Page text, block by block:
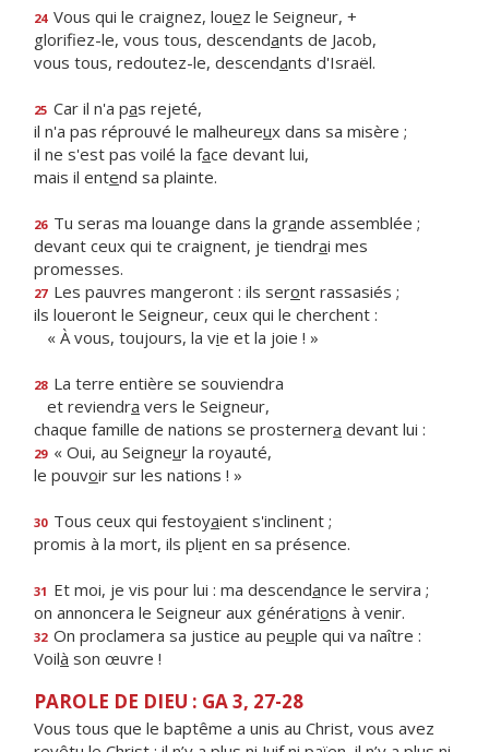
24 Vous qui le craignez, louez le Seigneur, +
glorifiez-le, vous tous, descendants de Jacob,
vous tous, redoutez-le, descendants d'Israël.
25 Car il n'a pas rejeté,
il n'a pas réprouvé le malheureux dans sa misère ;
il ne s'est pas voilé la face devant lui,
mais il entend sa plainte.
26 Tu seras ma louange dans la grande assemblée ;
devant ceux qui te craignent, je tiendrai mes
promesses.
27 Les pauvres mangeront : ils seront rassasiés ;
ils loueront le Seigneur, ceux qui le cherchent :
« À vous, toujours, la vie et la joie ! »
28 La terre entière se souviendra
et reviendra vers le Seigneur,
chaque famille de nations se prosternera devant lui :
29 « Oui, au Seigneur la royauté,
le pouvoir sur les nations ! »
30 Tous ceux qui festoyaient s'inclinent ;
promis à la mort, ils plient en sa présence.
31 Et moi, je vis pour lui : ma descendance le servira ;
on annoncera le Seigneur aux générations à venir.
32 On proclamera sa justice au peuple qui va naître :
Voilà son œuvre !
PAROLE DE DIEU : GA 3, 27-28
Vous tous que le baptême a unis au Christ, vous avez